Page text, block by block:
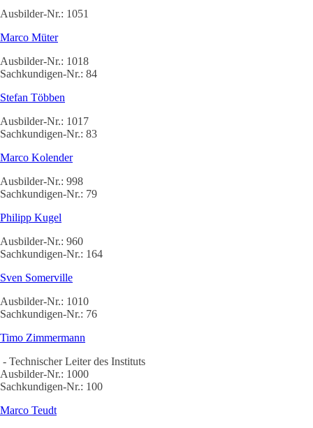
Ausbilder-Nr.: 1051
Marco Müter
Ausbilder-Nr.: 1018
Sachkundigen-Nr.: 84
Stefan Többen
Ausbilder-Nr.: 1017
Sachkundigen-Nr.: 83
Marco Kolender
Ausbilder-Nr.: 998
Sachkundigen-Nr.: 79
Philipp Kugel
Ausbilder-Nr.: 960
Sachkundigen-Nr.: 164
Sven Somerville
Ausbilder-Nr.: 1010
Sachkundigen-Nr.: 76
Timo Zimmermann
- Technischer Leiter des Instituts
Ausbilder-Nr.: 1000
Sachkundigen-Nr.: 100
Marco Teudt